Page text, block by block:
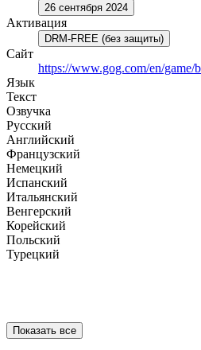
26 сентября 2024
Активация
DRM-FREE (без защиты)
Сайт
https://www.gog.com/en/game/
Язык
Текст
Озвучка
Русский
Английский
Французский
Немецкий
Испанский
Итальянский
Венгерский
Корейский
Польский
Турецкий
Показать все